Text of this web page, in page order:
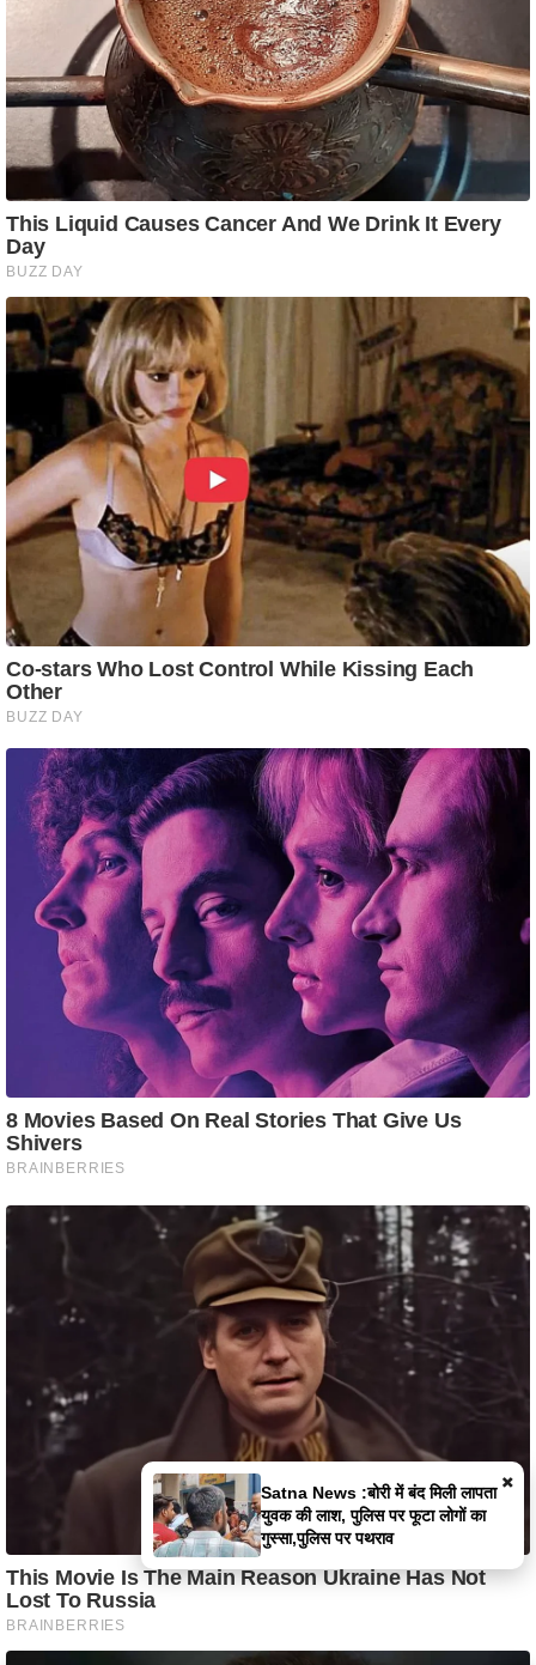
×
Satna News :बोरी में बंद मिली लापता
युवक की लाश, पुलिस पर फूटा लोगों का
गुस्सा,पुलिस पर पथराव